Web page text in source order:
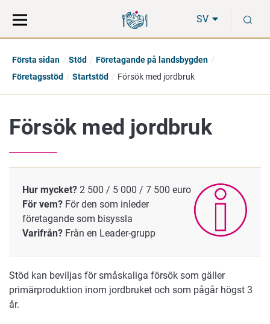
direkt
till
på
hela
SV
Första sidan Stöd
Företagande på landsbygden
Företagsstöd
Startstöd Försök med jordbruk
Försök med jordbruk
Hur mycket? 2 500 / 5 000 / 7 500 euro
För vem? För den som inleder
företagande som bisyssla
Varifrån? Från en Leader-grupp
Stöd kan beviljas för småskaliga försök som gäller
primärproduktion inom jordbruket och som pågår högst 3
år.